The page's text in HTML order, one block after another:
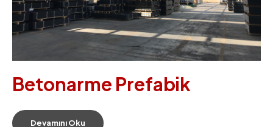
Betonarme Prefabik
Devamını Oku